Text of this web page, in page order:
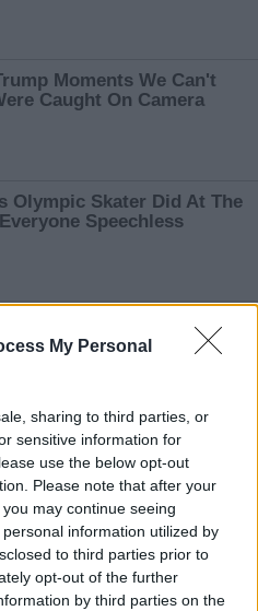
My Personal
sharing to third parties, or
sensitive information for
use the below opt-out
Please note that after your
may continue seeing
information utilized by
to third parties prior to
opt-out of the further
by third parties on the